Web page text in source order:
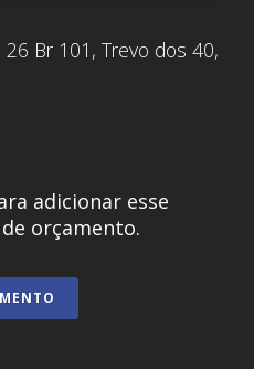
Br 101, Trevo dos 40,
adicionar esse
orçamento.